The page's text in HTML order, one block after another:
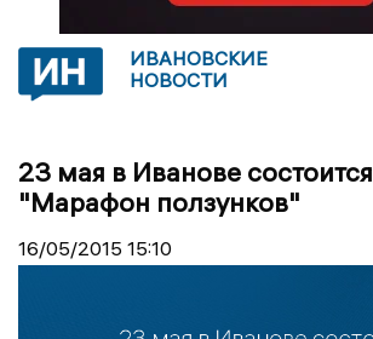
ИВАНОВСКИЕ
НОВОСТИ
23 мая в Иванове состоится
"Марафон ползунков"
16/05/2015 15:10